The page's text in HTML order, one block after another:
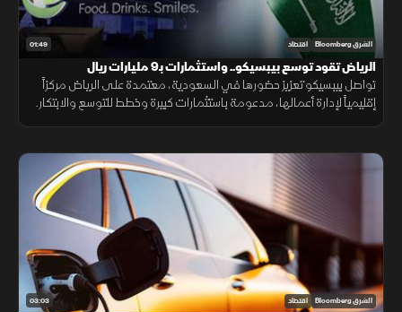
01:49 الشرق Bloomberg اقتصاد
الرياض تقود توسع بيبسيكو.. واستثمارات بـ9 مليارات ريال
تواصل بيبسيكو تعزيز حضورها في السعودية، معتمدة على الرياض مركزاً
إقليمياً لإدارة أعمالها، مدعومة باستثمارات كبيرة وخطط للتوسع والابتكار.
03:03 الشرق Bloomberg اقتصاد